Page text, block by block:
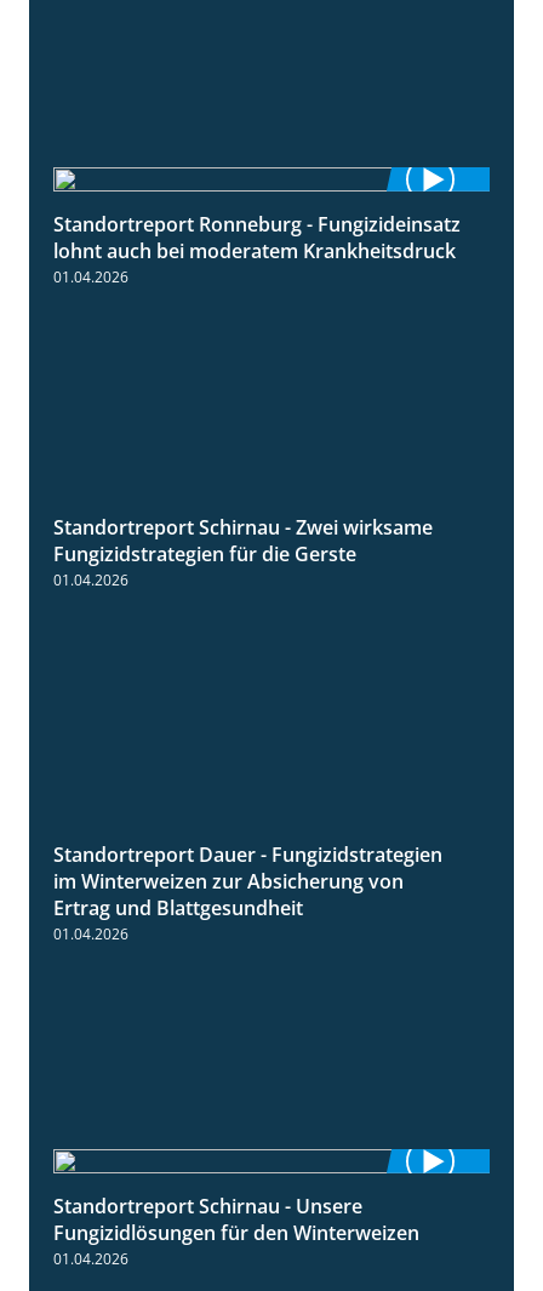
5:04
Standortreport Ronneburg - Fungizideinsatz
lohnt auch bei moderatem Krankheitsdruck
01.04.2026
4:27
Standortreport Schirnau - Zwei wirksame
Fungizidstrategien für die Gerste
01.04.2026
5:10
Standortreport Dauer - Fungizidstrategien
im Winterweizen zur Absicherung von
Ertrag und Blattgesundheit
01.04.2026
Standortreport Schirnau - Unsere
Fungizidlösungen für den Winterweizen
01.04.2026